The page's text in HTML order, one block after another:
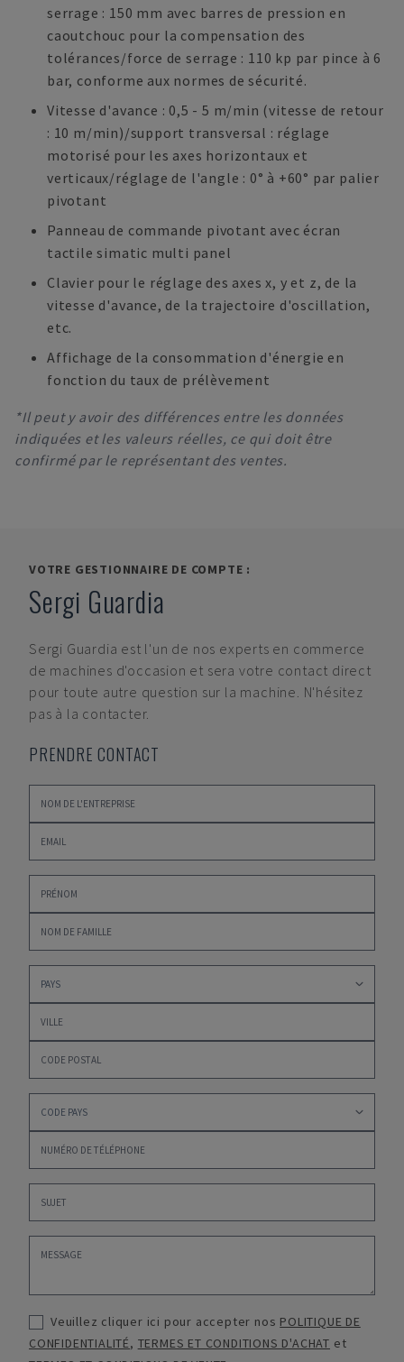
serrage : 150 mm avec barres de pression en
caoutchouc pour la compensation des
tolérances/force de serrage : 110 kp par pince à 6
bar, conforme aux normes de sécurité.
Vitesse d'avance : 0,5 - 5 m/min (vitesse de retour
: 10 m/min)/support transversal : réglage
motorisé pour les axes horizontaux et
verticaux/réglage de l'angle : 0° à +60° par palier
pivotant
Panneau de commande pivotant avec écran
tactile simatic multi panel
Clavier pour le réglage des axes x, y et z, de la
vitesse d'avance, de la trajectoire d'oscillation,
etc.
Affichage de la consommation d'énergie en
fonction du taux de prélèvement
*Il peut y avoir des différences entre les données
indiquées et les valeurs réelles, ce qui doit être
confirmé par le représentant des ventes.
VOTRE GESTIONNAIRE DE COMPTE :
Sergi Guardia
Sergi Guardia est l'un de nos experts en commerce
de machines d'occasion et sera votre contact direct
pour toute autre question sur la machine. N'hésitez
pas à la contacter.
PRENDRE CONTACT
Veuillez cliquer ici pour accepter nos POLITIQUE DE
CONFIDENTIALITÉ, TERMES ET CONDITIONS D'ACHAT et